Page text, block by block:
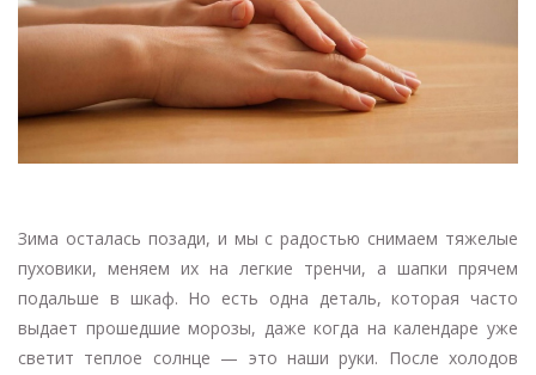
Зима осталась позади, и мы с радостью снимаем тяжелые
пуховики, меняем их на легкие тренчи, а шапки прячем
подальше в шкаф. Но есть одна деталь, которая часто
выдает прошедшие морозы, даже когда на календаре уже
светит теплое солнце — это наши руки. После холодов